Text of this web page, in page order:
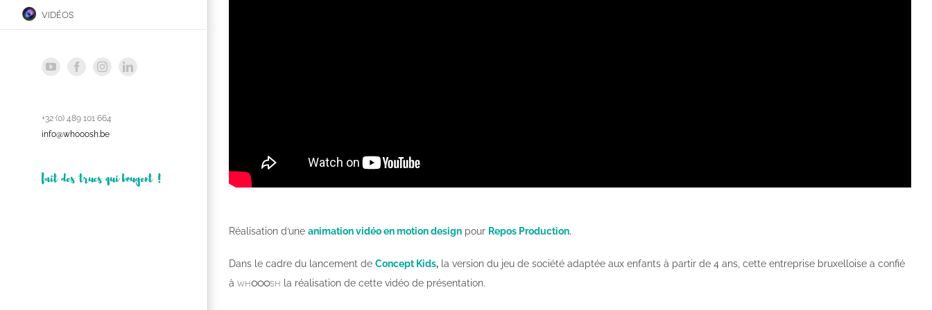
vidéos
YouTubeFacebookInstagramLinkedIn
+32 (0) 489 101 664
info@whooosh.be
fait des trucs qui bougent !
Réalisation d’une animation vidéo en motion design pour Repos Production.
Dans le cadre du lancement de Concept Kids, la version du jeu de société adaptée aux enfants à partir de 4 ans, cette entreprise bruxelloise a confié
à whooosh la réalisation de cette vidéo de présentation.